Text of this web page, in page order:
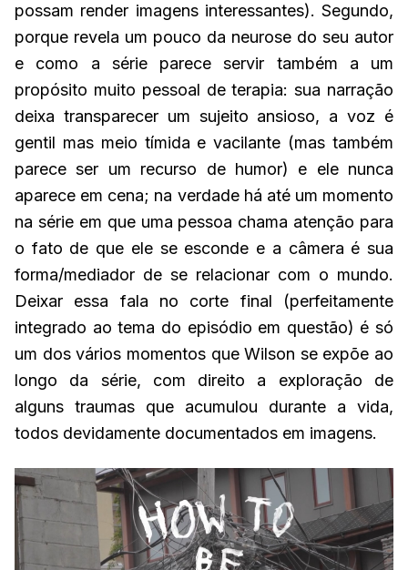
possam render imagens interessantes). Segundo,
porque revela um pouco da neurose do seu autor
e como a série parece servir também a um
propósito muito pessoal de terapia: sua narração
deixa transparecer um sujeito ansioso, a voz é
gentil mas meio tímida e vacilante (mas também
parece ser um recurso de humor) e ele nunca
aparece em cena; na verdade há até um momento
na série em que uma pessoa chama atenção para
o fato de que ele se esconde e a câmera é sua
forma/mediador de se relacionar com o mundo.
Deixar essa fala no corte final (perfeitamente
integrado ao tema do episódio em questão) é só
um dos vários momentos que Wilson se expõe ao
longo da série, com direito a exploração de
alguns traumas que acumulou durante a vida,
todos devidamente documentados em imagens.